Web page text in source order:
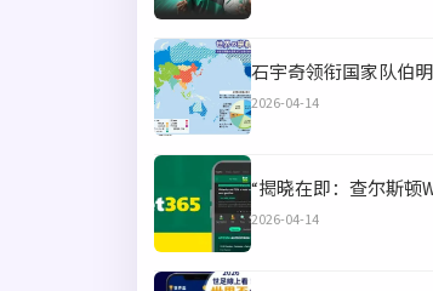
石宇奇领衔国家队伯
2026-04-14
“揭晓在即：查尔斯顿
2026-04-14